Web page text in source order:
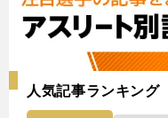
人気記事ランキング